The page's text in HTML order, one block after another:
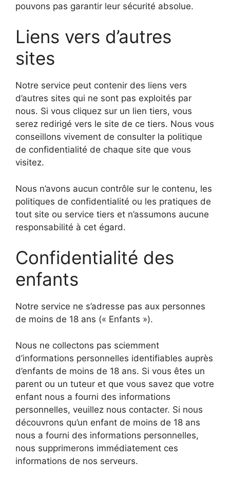
pouvons pas garantir leur sécurité absolue.
Liens vers d’autres
sites
Notre service peut contenir des liens vers
d’autres sites qui ne sont pas exploités par
nous. Si vous cliquez sur un lien tiers, vous
serez redirigé vers le site de ce tiers. Nous vous
conseillons vivement de consulter la politique
de confidentialité de chaque site que vous
visitez.
Nous n’avons aucun contrôle sur le contenu, les
politiques de confidentialité ou les pratiques de
tout site ou service tiers et n’assumons aucune
responsabilité à cet égard.
Confidentialité des
enfants
Notre service ne s’adresse pas aux personnes
de moins de 18 ans (« Enfants »).
Nous ne collectons pas sciemment
d’informations personnelles identifiables auprès
d’enfants de moins de 18 ans. Si vous êtes un
parent ou un tuteur et que vous savez que votre
enfant nous a fourni des informations
personnelles, veuillez nous contacter. Si nous
découvrons qu’un enfant de moins de 18 ans
nous a fourni des informations personnelles,
nous supprimerons immédiatement ces
informations de nos serveurs.